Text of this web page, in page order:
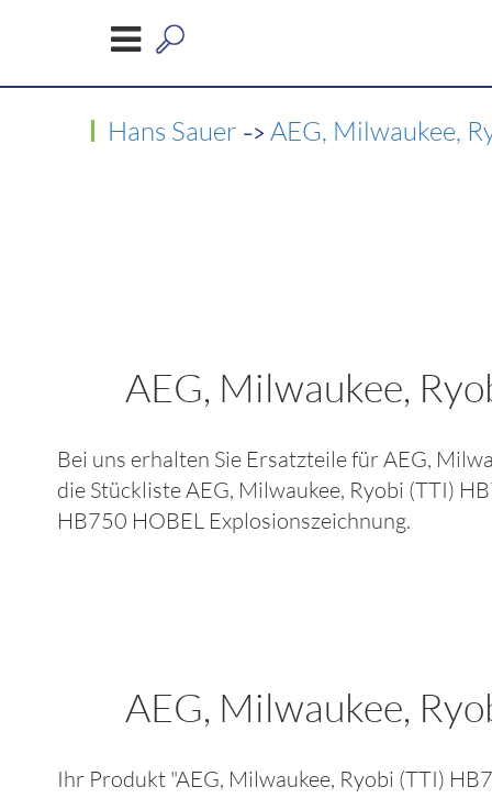
Hans Sauer ->AEG, Milwaukee,
AEG, Milwaukee,
Bei uns erhalten Sie Ersatzteile fürAEG,
die StücklisteAEG, Milwaukee, Ryobi (TTI)
HB750 HOBEL Explosionszeichnung.
AEG, Milwaukee,
Ihr Produkt "AEG, Milwaukee, Ryobi (TTI)